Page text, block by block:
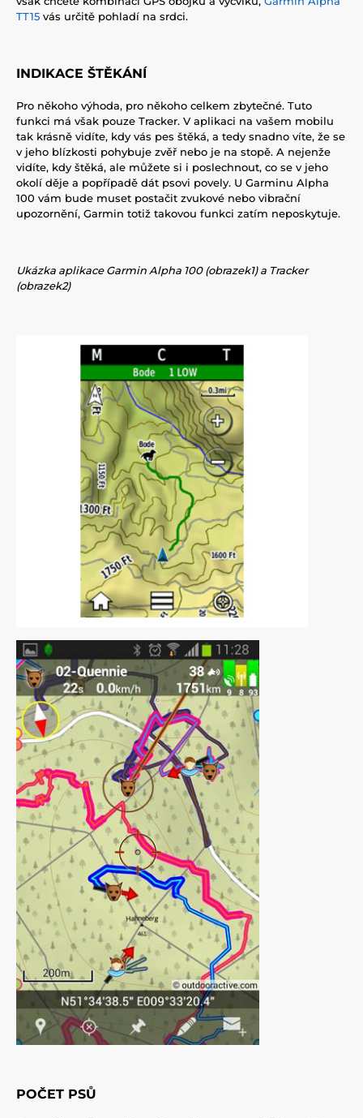
TT15 vás určitě pohladí na srdci.
INDIKACE ŠTĚKÁNÍ
Pro někoho výhoda, pro někoho celkem zbytečné. Tuto
funkci má však pouze Tracker. V aplikaci na vašem mobilu
tak krásně vidíte, kdy vás pes štěká, a tedy snadno víte, že se
v jeho blízkosti pohybuje zvěř nebo je na stopě. A nejenže
vidíte, kdy štěká, ale můžete si i poslechnout, co se v jeho
okolí děje a popřípadě dát psovi povely. U Garminu Alpha
100 vám bude muset postačit zvukové nebo vibrační
upozornění, Garmin totiž takovou funkci zatím neposkytuje.
Ukázka aplikace Garmin Alpha 100 (obrazek1) a Tracker
(obrazek2)
POČET PSŮ